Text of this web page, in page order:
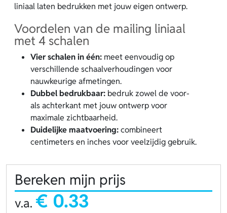
liniaal laten bedrukken met jouw eigen ontwerp.
Voordelen van de mailing liniaal
met 4 schalen
Vier schalen in één: meet eenvoudig op
verschillende schaalverhoudingen voor
nauwkeurige afmetingen.
Dubbel bedrukbaar: bedruk zowel de voor-
als achterkant met jouw ontwerp voor
maximale zichtbaarheid.
Duidelijke maatvoering:combineert
centimeters en inches voor veelzijdig gebruik.
Bereken mijn prijs
v.a. € 0.33